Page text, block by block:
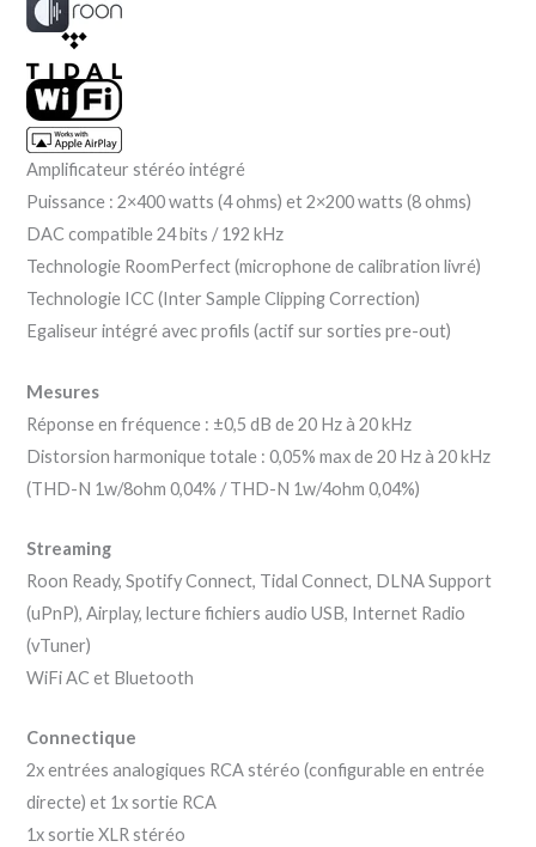
Amplificateur stéréo intégré
Puissance : 2×400 watts (4 ohms) et 2×200 watts (8 ohms)
DAC compatible 24 bits / 192 kHz
Technologie RoomPerfect (microphone de calibration livré)
Technologie ICC (Inter Sample Clipping Correction)
Egaliseur intégré avec profils (actif sur sorties pre-out)
Mesures
Réponse en fréquence : ±0,5 dB de 20 Hz à 20 kHz
Distorsion harmonique totale : 0,05% max de 20 Hz à 20 kHz
(THD-N 1w/8ohm 0,04% / THD-N 1w/4ohm 0,04%)
Streaming
Roon Ready, Spotify Connect, Tidal Connect, DLNA Support
(uPnP), Airplay, lecture fichiers audio USB, Internet Radio
(vTuner)
WiFi AC et Bluetooth
Connectique
2x entrées analogiques RCA stéréo (configurable en entrée
directe) et 1x sortie RCA
1x sortie XLR stéréo